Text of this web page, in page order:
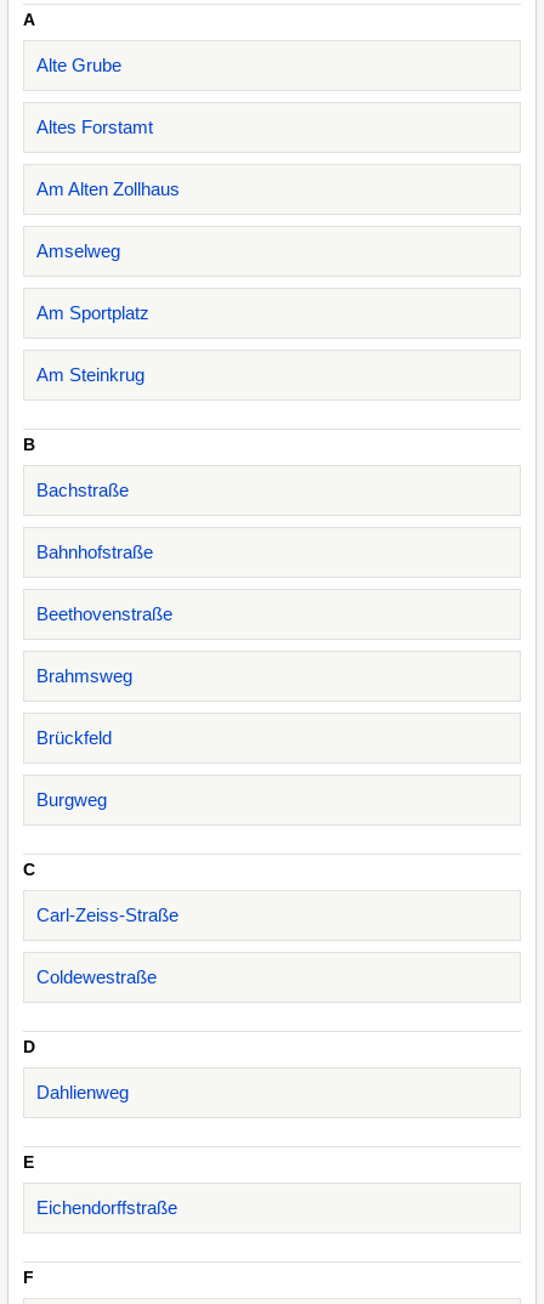
A
Alte Grube
Altes Forstamt
Am Alten Zollhaus
Amselweg
Am Sportplatz
Am Steinkrug
B
Bachstraße
Bahnhofstraße
Beethovenstraße
Brahmsweg
Brückfeld
Burgweg
C
Carl-Zeiss-Straße
Coldewestraße
D
Dahlienweg
E
Eichendorffstraße
F